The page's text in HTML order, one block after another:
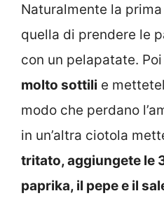
Naturalmente la
quella di prendere le
con un pelapatate. Poi
molto sottili e
modo che perdano
in un’altra ciotola
tritato, aggiungete le
paprika, il pepe e il